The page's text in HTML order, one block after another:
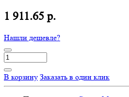
1 911.65 р.
Нашли дешевле?
В корзину Заказать в один клик